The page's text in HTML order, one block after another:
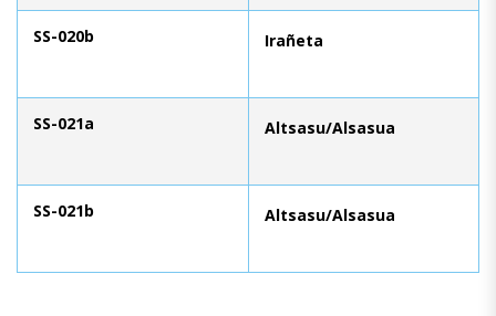
SS-020b Irañeta
SS-021a Altsasu/Alsasua
SS-021b Altsasu/Alsasua